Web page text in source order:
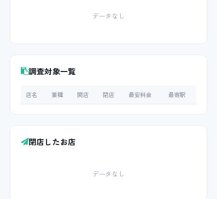
データなし
調査対象一覧
店名 業種 開店 閉店 最安料金 最寄駅
閉店したお店
データなし